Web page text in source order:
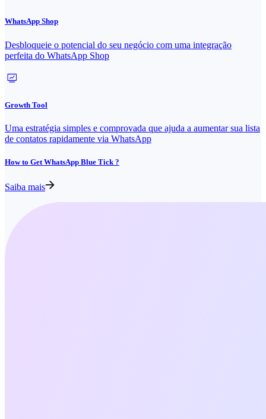
WhatsApp Shop
Desbloqueie o potencial do seu negócio com uma integração
perfeita do WhatsApp Shop
Growth Tool
Uma estratégia simples e comprovada que ajuda a aumentar sua lista
de contatos rapidamente via WhatsApp
How to Get WhatsApp Blue Tick ?
Saiba mais